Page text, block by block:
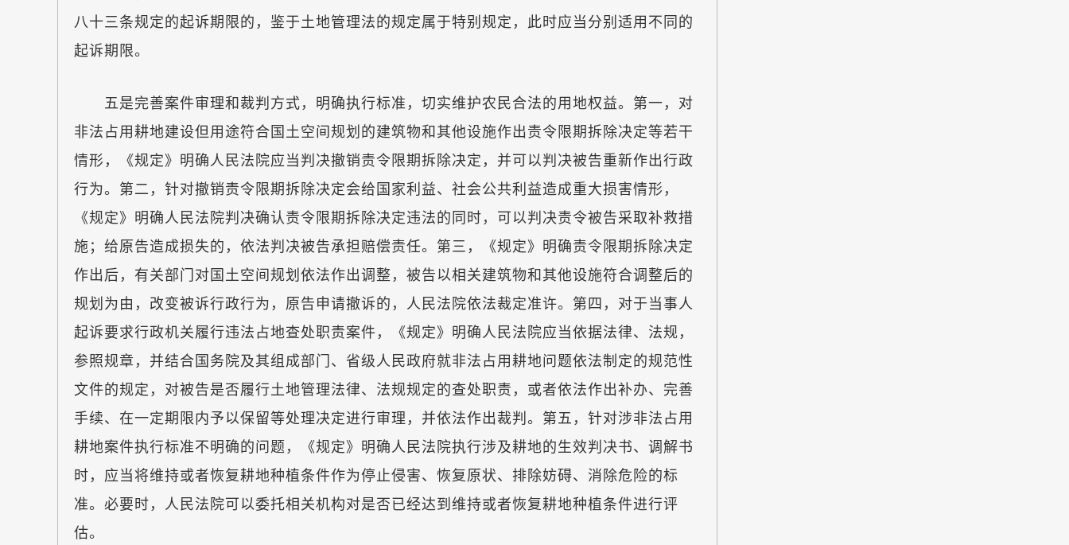
八十三条规定的起诉期限的，鉴于土地管理法的规定属于特别规定，此时应当分别适用不同的
起诉期限。
五是完善案件审理和裁判方式，明确执行标准，切实维护农民合法的用地权益。第一，对
非法占用耕地建设但用途符合国土空间规划的建筑物和其他设施作出责令限期拆除决定等若干
情形，《规定》明确人民法院应当判决撤销责令限期拆除决定，并可以判决被告重新作出行政
行为。第二，针对撤销责令限期拆除决定会给国家利益、社会公共利益造成重大损害情形，
《规定》明确人民法院判决确认责令限期拆除决定违法的同时，可以判决责令被告采取补救措
施；给原告造成损失的，依法判决被告承担赔偿责任。第三，《规定》明确责令限期拆除决定
作出后，有关部门对国土空间规划依法作出调整，被告以相关建筑物和其他设施符合调整后的
规划为由，改变被诉行政行为，原告申请撤诉的，人民法院依法裁定准许。第四，对于当事人
起诉要求行政机关履行违法占地查处职责案件，《规定》明确人民法院应当依据法律、法规，
参照规章，并结合国务院及其组成部门、省级人民政府就非法占用耕地问题依法制定的规范性
文件的规定，对被告是否履行土地管理法律、法规规定的查处职责，或者依法作出补办、完善
手续、在一定期限内予以保留等处理决定进行审理，并依法作出裁判。第五，针对涉非法占用
耕地案件执行标准不明确的问题，《规定》明确人民法院执行涉及耕地的生效判决书、调解书
时，应当将维持或者恢复耕地种植条件作为停止侵害、恢复原状、排除妨碍、消除危险的标
准。必要时，人民法院可以委托相关机构对是否已经达到维持或者恢复耕地种植条件进行评
估。